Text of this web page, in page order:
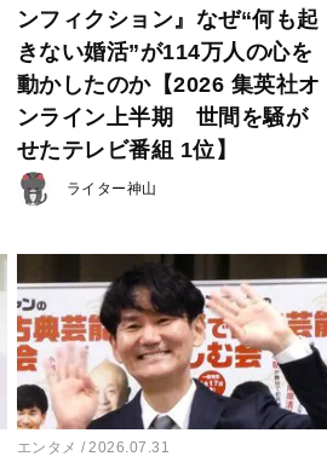
ンフィクション』なぜ“何も起
きない婚活”が114万人の心を
動かしたのか【2026 集英社オ
ンライン上半期 世間を騒が
せたテレビ番組 1位】
ライター神山
エンタメ 2026.07.31